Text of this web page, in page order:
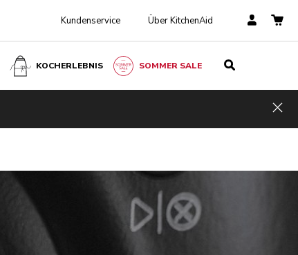
Kundenservice Über KitchenAid
KOCHERLEBNIS SOMMER SALE